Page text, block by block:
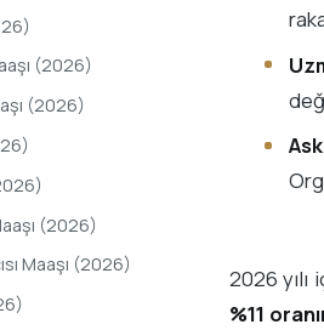
(2026)
(2026)
(2026)
Maaşı (2026)
2026
%11